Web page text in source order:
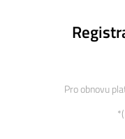
Pro obnovu
*(